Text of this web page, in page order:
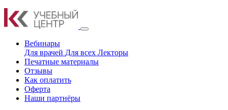
Вебинары
Для врачей Для всех Лекторы
Печатные материалы
Отзывы
Как оплатить
Оферта
Наши партнёры